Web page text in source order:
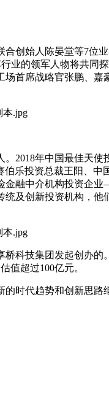
创始人陈晏堂等7位
的领军人物将共同
首席战略官张鹏、
2018年中国最佳天
乐投资总裁王阳、
融中介机构投资企
及创新投资机构，
技集团发起创办的
值超过100亿元。
时代趋势和创新思